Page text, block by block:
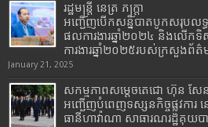
រដ្ឋមន្រ្តី​ នេត្រ​ ភក្ត្រា​
អញ្ជើញបើកសន្និបាតបូកសរុបលទ្ធ
ផលការងារឆ្នាំ២០២៤ និងលើក
ការងារឆ្នាំ២០២៥របស់​ក្រសួង​ព័ត៌
January 21, 2025
សកម្មភាពសម្តេចតេជោ ហ៊ុន សែ
អញ្ជើញបំពេញទស្សនកិច្ចផ្លូវការ ន
ធានីហាវ៉ាណា សាធារណរដ្ឋគុយបា